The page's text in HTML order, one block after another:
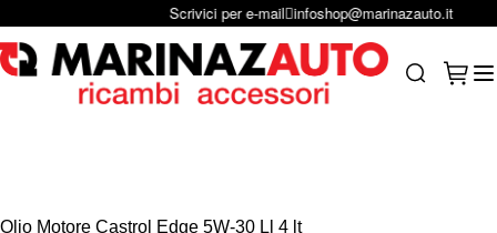
Salta al contenutoScrivici per e-mail infoshop@marinazauto.it
Olio Motore Castrol Edge 5W-30 Ll 4 lt